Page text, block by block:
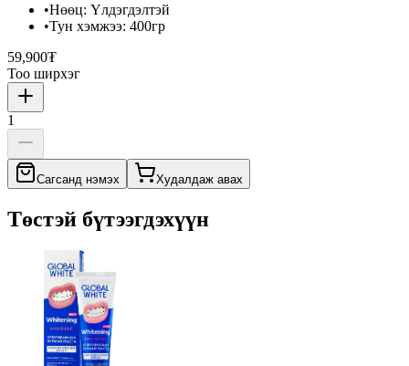
•Нөөц: Үлдэгдэлтэй
•Тун хэмжээ: 400гр
59,900₮
Тоо ширхэг
1
Сагсанд нэмэх Худалдаж авах
Төстэй бүтээгдэхүүн